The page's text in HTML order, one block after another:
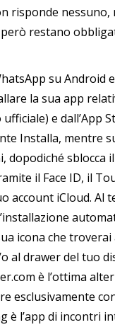
risponde nessuno,
restano
su Android
la sua app
e dall’App
Installa, mentre
dopodiché sblocca
il Face ID, il
account iCloud. Al
icona che
al drawer del tuo
è l’ottima
esclusivamente
è l’app di incontri